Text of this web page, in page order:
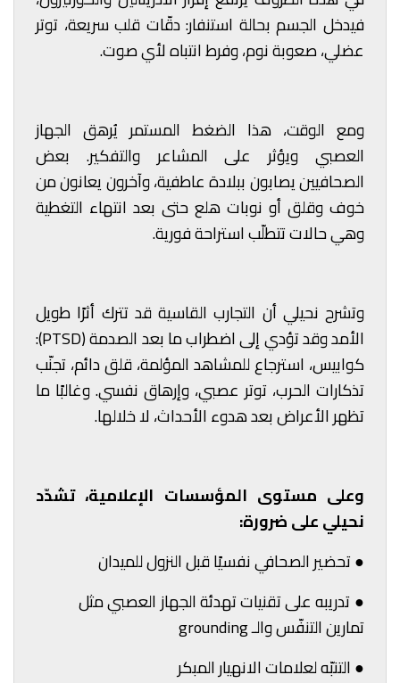
فيدخل الجسم بحالة استنفار: دقّات قلب سريعة، توتر
عضلي، صعوبة نوم، وفرط انتباه لأي صوت.
ومع الوقت، هذا الضغط المستمر يُرهق الجهاز
العصبي ويؤثر على المشاعر والتفكير. بعض
الصحافيين يصابون ببلادة عاطفية، وآخرون يعانون من
خوف وقلق أو نوبات هلع حتى بعد انتهاء التغطية
وهي حالات تتطلّب استراحة فورية.
وتشرح نحيلي أن التجارب القاسية قد تترك أثرًا طويل
الأمد وقد تؤدي إلى اضطراب ما بعد الصدمة (PTSD):
كوابيس، استرجاع للمشاهد المؤلمة، قلق دائم، تجنّب
تذكارات الحرب، توتر عصبي، وإرهاق نفسي. وغالبًا ما
تظهر الأعراض بعد هدوء الأحداث، لا خلالها.
وعلى مستوى المؤسسات الإعلامية، تشدّد
نحيلي على ضرورة:
●تحضير الصحافي نفسيًا قبل النزول للميدان
●تدريبه على تقنيات تهدئة الجهاز العصبي مثل
تمارين التنفّس والـ grounding
●التنبّه لعلامات الانهيار المبكر